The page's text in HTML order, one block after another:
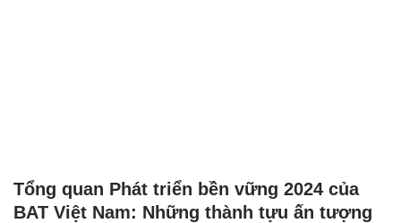
Tổng quan Phát triển bền vững 2024 của
BAT Việt Nam: Những thành tựu ấn tượng